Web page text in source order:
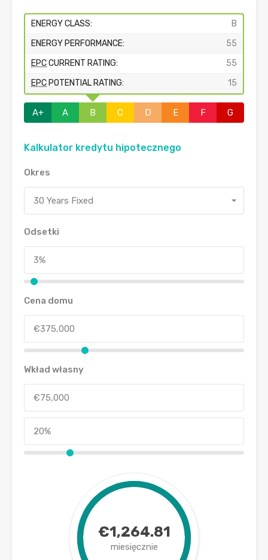
ENERGY CLASS:
B
ENERGY PERFORMANCE:
55
EPCCURRENT RATING:
55
EPC POTENTIAL RATING: 15
A+ A B C D E F G
Kalkulator kredytu hipotecznego
Okres
30 Years Fixed
Odsetki
Cena domu
Wkład własny
€1,264.81
miesięcznie